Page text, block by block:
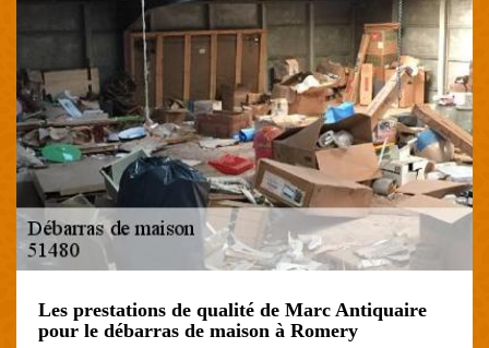
Les prestations de qualité de Marc Antiquaire
pour le débarras de maison à Romery